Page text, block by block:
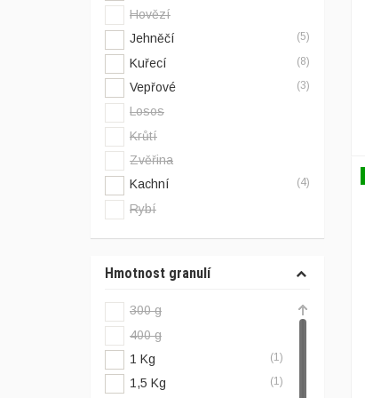
Hovězí
Jehněčí
(5)
Kuřecí (8)
Vepřové (3)
Losos
Krůtí
Zvěřina
Kachní
(4)
Rybí
Hmotnost granulí
300 g
400 g
1 Kg
(1)
1,5 Kg (1)